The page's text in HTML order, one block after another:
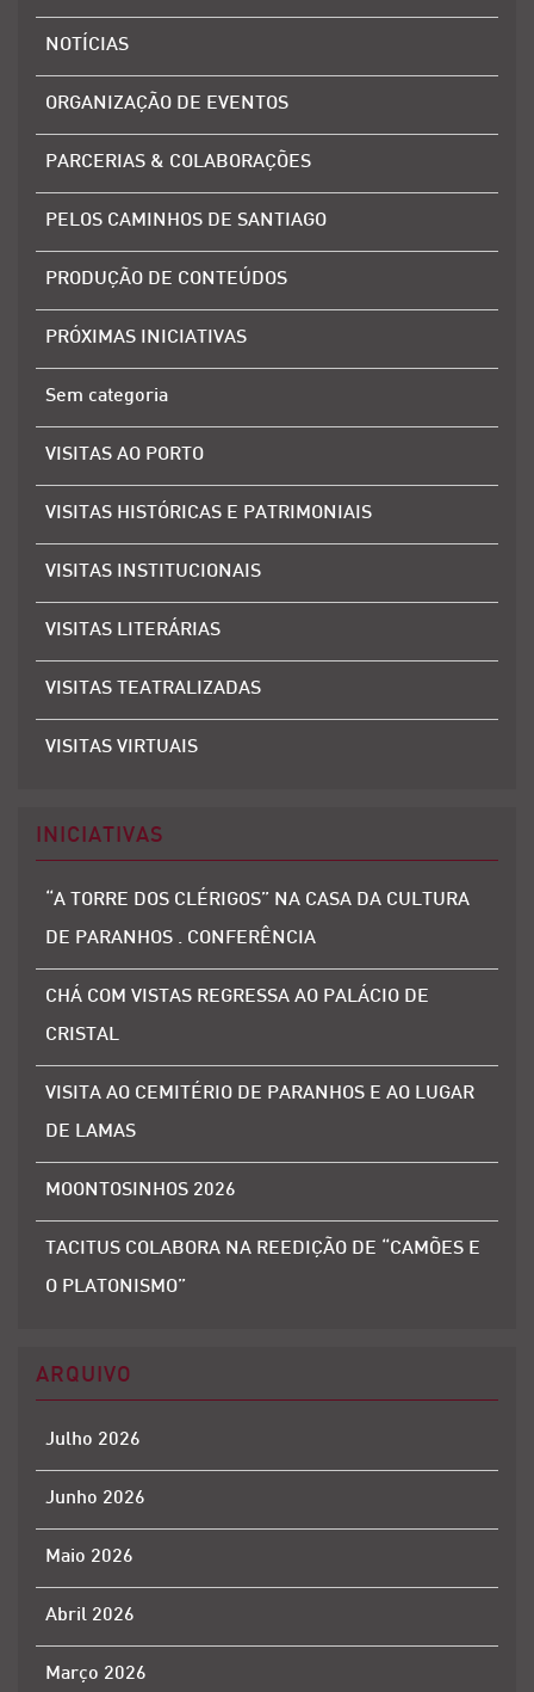
NOTÍCIAS
ORGANIZAÇÃO DE EVENTOS
PARCERIAS & COLABORAÇÕES
PELOS CAMINHOS DE SANTIAGO
PRODUÇÃO DE CONTEÚDOS
PRÓXIMAS INICIATIVAS
Sem categoria
VISITAS AO PORTO
VISITAS HISTÓRICAS E PATRIMONIAIS
VISITAS INSTITUCIONAIS
VISITAS LITERÁRIAS
VISITAS TEATRALIZADAS
VISITAS VIRTUAIS
INICIATIVAS
“A TORRE DOS CLÉRIGOS” NA CASA DA CULTURA
DE PARANHOS . CONFERÊNCIA
CHÁ COM VISTAS REGRESSA AO PALÁCIO DE
CRISTAL
VISITA AO CEMITÉRIO DE PARANHOS E AO LUGAR
DE LAMAS
MOONTOSINHOS 2026
TACITUS COLABORA NA REEDIÇÃO DE “CAMÕES E
O PLATONISMO”
ARQUIVO
Julho 2026
Junho 2026
Maio 2026
Abril 2026
Março 2026